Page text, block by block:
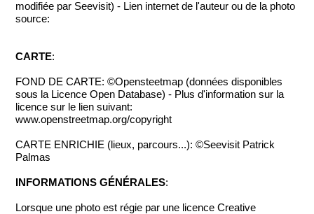
modifiée par Seevisit) - Lien internet de l'auteur ou de la photo
source:
CARTE:
FOND DE CARTE: ©Opensteetmap (données disponibles
sous la Licence Open Database) - Plus d'information sur la
licence sur le lien suivant:
www.openstreetmap.org/copyright
CARTE ENRICHIE (lieux, parcours...): ©Seevisit Patrick
Palmas
INFORMATIONS GÉNÉRALES:
Lorsque une photo est régie par une licence Creative